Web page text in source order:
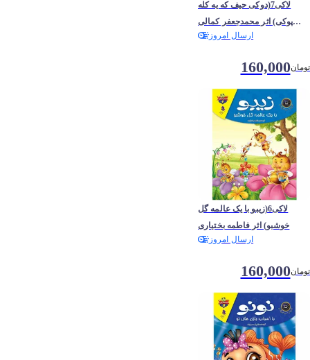
لاکی7(دوکی حیف که یه کله
پوکی) اثر محمدجعفر کمالی
آشتیانیارسال امروز
160,000تومان
لاکی6(زیبو با یک عالمه گل
خوشبو) اثر فاطمه بختیاری
ارسال امروز
160,000تومان